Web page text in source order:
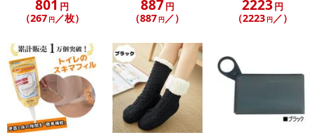
金はいたしかねます。
不在票にてご対応ください。
※発送予定日は前後する場合がございます。また商品によって発送
日が異なります。
※dショッピングサンプル百貨店よりお届けする商品は、ご利用いた
だいた後のご感想をいただくことを目的としており、転売等は固く
禁じます。
801 円
（267 円／枚）
887円
（887 円 ／）
2223円
（2223 円 ／）